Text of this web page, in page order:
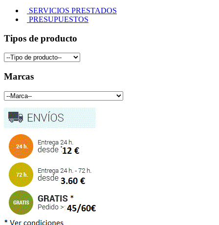
SERVICIOS PRESTADOS
PRESUPUESTOS
Tipos de producto
Marcas